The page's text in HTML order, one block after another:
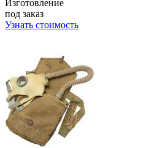
Изготовление
под заказ
Узнать стоимость